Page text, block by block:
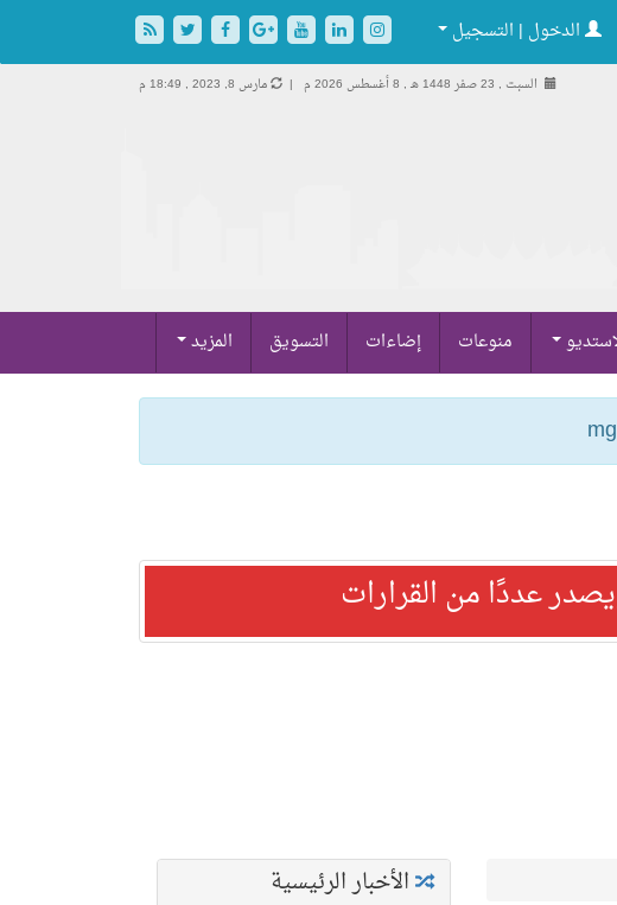
الدخول | التسجيل
السبت , 23 صفر 1448 هـ , 8 أغسطس 2026 م | مارس 8, 2023 , 18:49 م
منوعات إضاءات التسويق المزيد
عددًا من القرارات
الأخبار الرئيسية